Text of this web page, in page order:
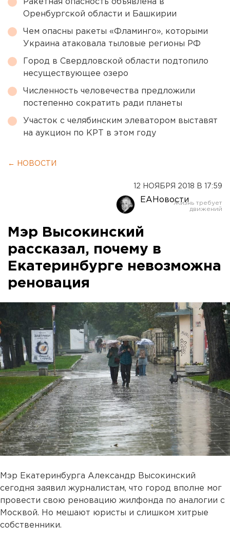
Ракетная опасность объявлена в
Оренбургской области и Башкирии
Чем опасны ракеты «Фламинго», которыми
Украина атаковала тыловые регионы РФ
Город в Свердловской области подтопило
несуществующее озеро
Численность человечества предложили
постепенно сократить ради планеты
Участок с челябинским элеватором выставят
на аукцион по КРТ в этом году
← НОВОСТИ
12 НОЯБРЯ 2018 В 17:59
ЕАНовости
Мэр Высокинский
рассказал, почему в
Екатеринбурге невозможна
реновация
Мэр Екатеринбурга Александр Высокинский
сегодня заявил журналистам, что город вполне мог
провести свою реновацию жилфонда по аналогии с
Москвой. Но мешают юристы и слишком хитрые
собственники.